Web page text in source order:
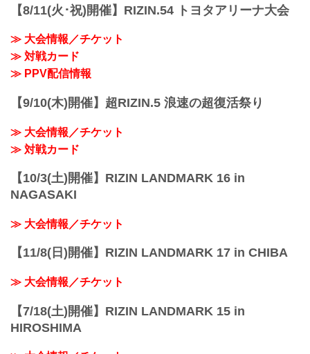
【8/11(火･祝)開催】RIZIN.54 トヨタアリーナ大会
≫ 大会情報／チケット
≫ 対戦カード
≫ PPV配信情報
【9/10(木)開催】超RIZIN.5 浪速の超復活祭り
≫ 大会情報／チケット
≫ 対戦カード
【10/3(土)開催】RIZIN LANDMARK 16 in
NAGASAKI
≫ 大会情報／チケット
【11/8(日)開催】RIZIN LANDMARK 17 in CHIBA
≫ 大会情報／チケット
【7/18(土)開催】RIZIN LANDMARK 15 in
HIROSHIMA